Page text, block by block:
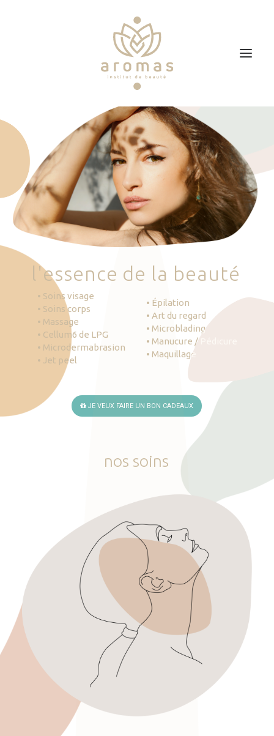
Soins
Je veux faire un bon cadeau
Plan d’accès
Prendre RDV
'essence de la beauté
• Soins visage
• Soins corps
• Massage
• Cellum6 de LPG
• Microdermabrasion
• Jet peel
• Épilation
• Art du regard
• Microblading
• Manucure / Pédicure
• Maquillage
JE VEUX FAIRE UN BON CADEAUX
nos soins